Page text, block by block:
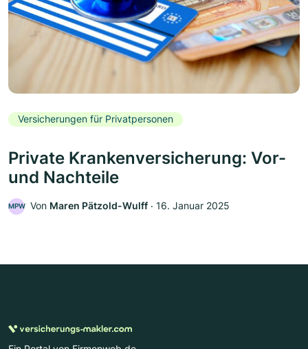
Versicherungen für Privatpersonen
Private Krankenversicherung: Vor-
und Nachteile
MPW Von Maren Pätzold-Wulff ‧ 16. Januar 2025